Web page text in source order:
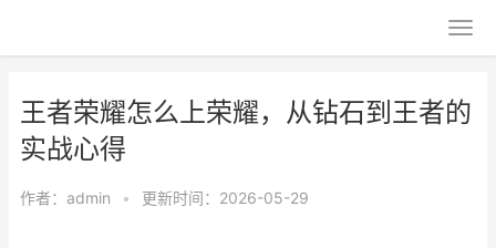
王者荣耀怎么上荣耀，从钻石到王者的
实战心得
作者： admin • 更新时间：2026-05-29